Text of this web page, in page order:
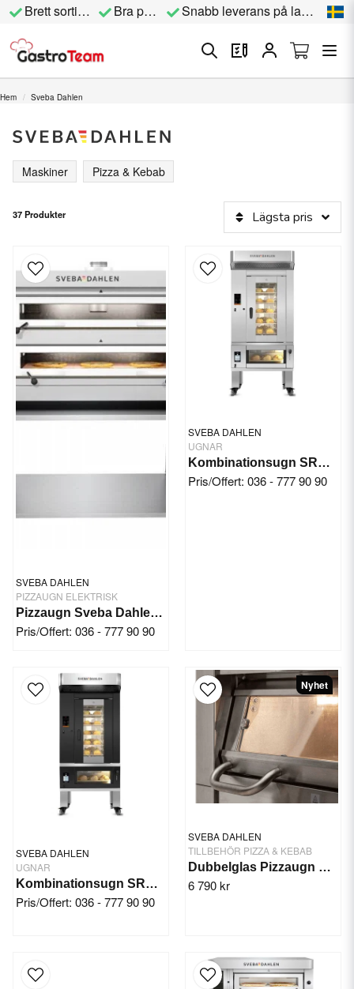
Brett sortiment Bra priser Snabb leverans på lagervara
Hem Sveba Dahlen
Maskiner Pizza & Kebab
37 Produkter Lägsta pris
SVEBA DAHLEN
PIZZAUGN ELEKTRISK
Pizzaugn Sveba Dahlen P602-SD Touch
Pris/Offert: 036 - 777 90 90
SVEBA DAHLEN
UGNAR
Kombinationsugn SRD130
Pris/Offert: 036 - 777 90 90
SVEBA DAHLEN
UGNAR
Kombinationsugn SRD130 Black
Pris/Offert: 036 - 777 90 90
SVEBA DAHLEN
TILLBEHÖR PIZZA & KEBAB
Dubbelglas Pizzaugn Sveba
6 790 kr
Nyhet